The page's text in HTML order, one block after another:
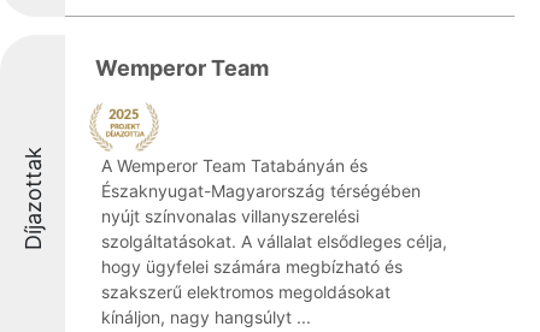
Díjazottak
Wemperor Team
A Wemperor Team Tatabányán és
Északnyugat-Magyarország térségében
nyújt színvonalas villanyszerelési
szolgáltatásokat. A vállalat elsődleges célja,
hogy ügyfelei számára megbízható és
szakszerű elektromos megoldásokat
kínáljon, nagy hangsúlyt ...